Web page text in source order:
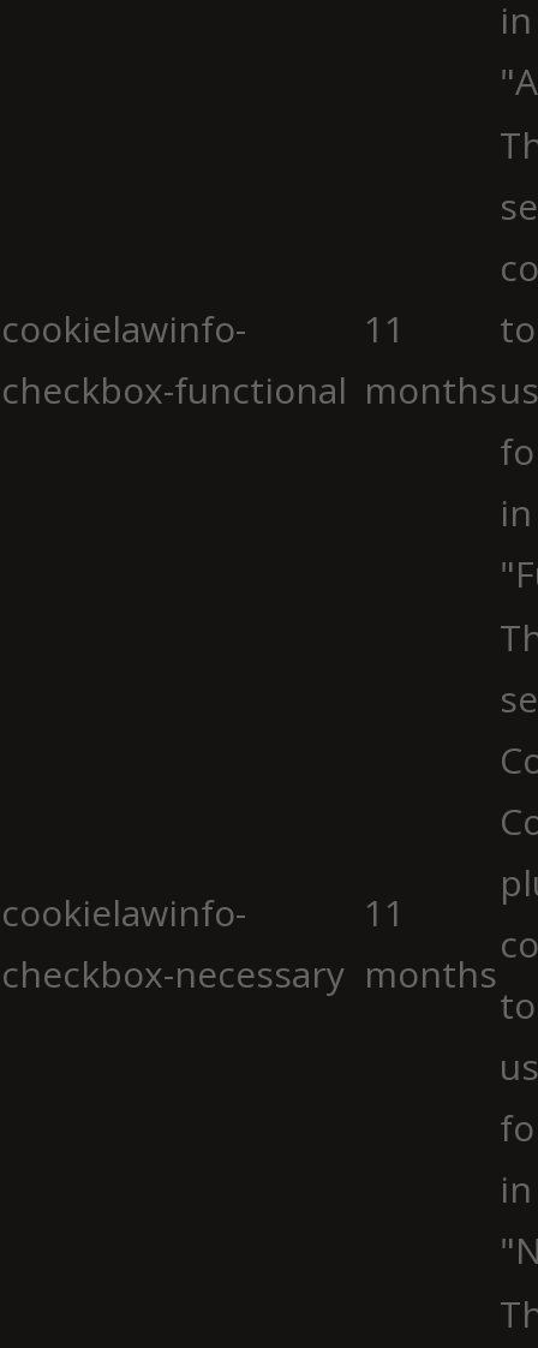
cookielawinfo-
checkbox-functional
11
months
cookielawinfo-
checkbox-necessary
11
months